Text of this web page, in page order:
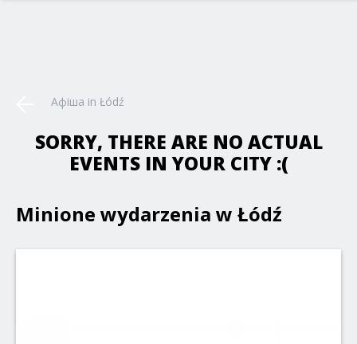
Афіша in Łódź
SORRY, THERE ARE NO ACTUAL
EVENTS IN YOUR CITY :(
Minione wydarzenia w Łódź